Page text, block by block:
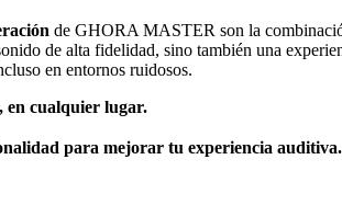
de GHORA MASTER son la
de alta fidelidad, sino también una
en entornos ruidosos.
en cualquier lugar.
para mejorar tu experiencia auditiva.